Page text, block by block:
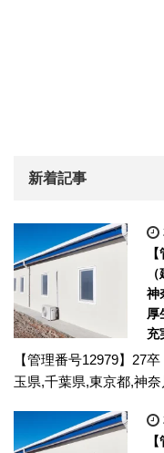
新着記事
神
厚
充
【管理番号12979】27
玉県,千葉県,東京都,神